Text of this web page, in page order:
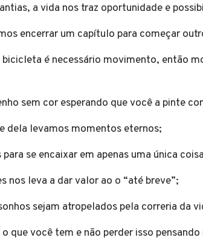
a vida nos traz oportunidade e
encerrar um capítulo para começar
é necessário movimento, então
sem cor esperando que você a pinte
dela levamos momentos eternos;
se encaixar em apenas uma única
nos leva a dar valor ao o “até breve”;
sejam atropelados pela correria da
que você tem e não perder isso